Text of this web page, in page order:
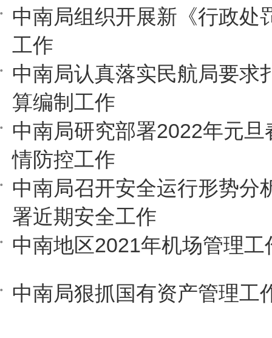
中南局组织开展新《行政处
工作
中南局认真落实民航局要求
算编制工作
中南局研究部署2022年元旦
情防控工作
中南局召开安全运行形势分
署近期安全工作
中南地区2021年机场管理工
中南局狠抓国有资产管理工